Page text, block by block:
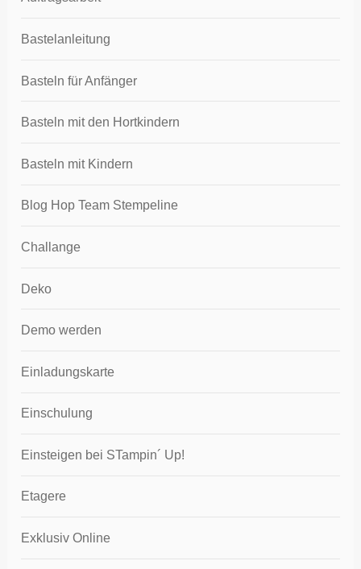
Bastelanleitung
Basteln für Anfänger
Basteln mit den Hortkindern
Basteln mit Kindern
Blog Hop Team Stempeline
Challange
Deko
Demo werden
Einladungskarte
Einschulung
Einsteigen bei STampin´ Up!
Etagere
Exklusiv Online